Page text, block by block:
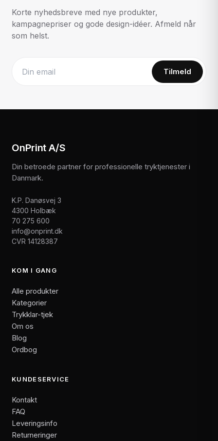
Korte nyhedsbreve med nye produkter,
kampagnepriser og gode design-idéer. Afmeld når
som helst.
Tilmeld
OnPrint A/S
Din betroede partner for professionelle tryktjenester i
Danmark.
K.P. Danøsvej 3
4300 Holbæk
70 275 600
info@onprint.dk
CVR 14128387
KOM I GANG
Alle produkter
Kategorier
Trykklar-tjek
Om os
Blog
Ordbog
KUNDESERVICE
Kontakt
FAQ
Leveringsinfo
Returneringer